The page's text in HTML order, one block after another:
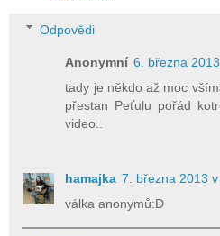
Odpovědi
Anonymní 6. března
tady je někdo až moc
přestan Peťulu pořád
video..
hamajka 7. března 2013
válka anonymů:D